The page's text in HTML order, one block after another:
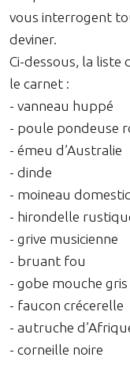
vous interrogent
deviner.
Ci-dessous, la
le carnet :
- vanneau huppé
- poule pondeuse
- émeu d’Australie
- dinde
- moineau
- hirondelle
- grive musicienne
- bruant fou
- gobe mouche gris
- faucon crécerelle
- autruche
- corneille noire